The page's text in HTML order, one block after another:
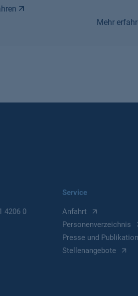
Mehr
4206 0
Service
Anfahrt
Personenverzeichnis
Presse und
Stellenangebote